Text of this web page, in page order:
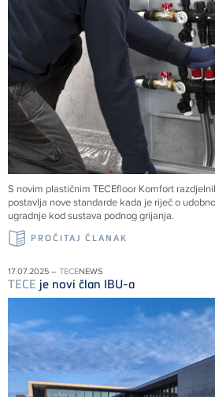
S novim plastičnim TECEfloor Komfort
postavlja nove standarde kada je riječ o
ugradnje kod sustava podnog grijanja.
PROČITAJ ČLANAK
17.07.2025 – TECENEWS
TECE je novi član IBU-a